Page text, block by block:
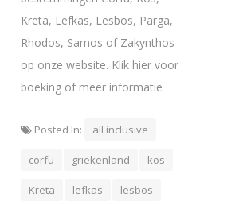
Kreta, Lefkas, Lesbos, Parga,
Rhodos, Samos of Zakynthos
op onze website. Klik hier voor
boeking of meer informatie
Posted In: all inclusive
corfu griekenland kos
Kreta lefkas lesbos